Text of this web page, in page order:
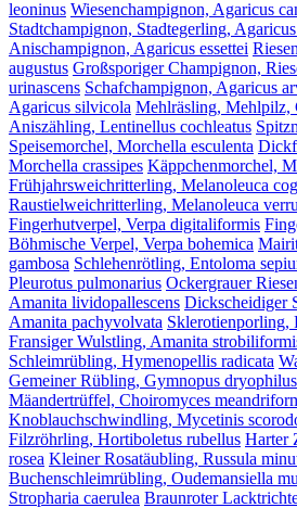
leoninus Wiesenchampignon, Agaricus
Stadtchampignon, Stadtegerling,
Anischampignon, Agaricus essettei
augustus Großsporiger Champignon,
urinascens Schafchampignon, Agaricus
Agaricus silvicola Mehlräsling, Mehlpilz,
Aniszähling, Lentinellus cochleatus
Speisemorchel, Morchella esculenta
Morchella crassipes Käppchenmorchel,
Frühjahrsweichritterling, Melanoleuca
Raustielweichritterling, Melanoleuca
Fingerhutverpel, Verpa digitaliformis
Böhmische Verpel, Verpa bohemica
gambosa Schlehenrötling, Entoloma
Pleurotus pulmonarius Ockergrauer
Amanita lividopallescens Dickscheidiger
Amanita pachyvolvata Sklerotienporling,
Fransiger Wulstling, Amanita
Schleimrübling, Hymenopellis radicata
Gemeiner Rübling, Gymnopus dryophilus
Mäandertrüffel, Choiromyces
Knoblauchschwindling, Mycetinis
Filzröhrling, Hortiboletus rubellus Harter
rosea Kleiner Rosatäubling, Russula
Buchenschleimrübling, Oudemansiella
Stropharia caerulea Braunroter